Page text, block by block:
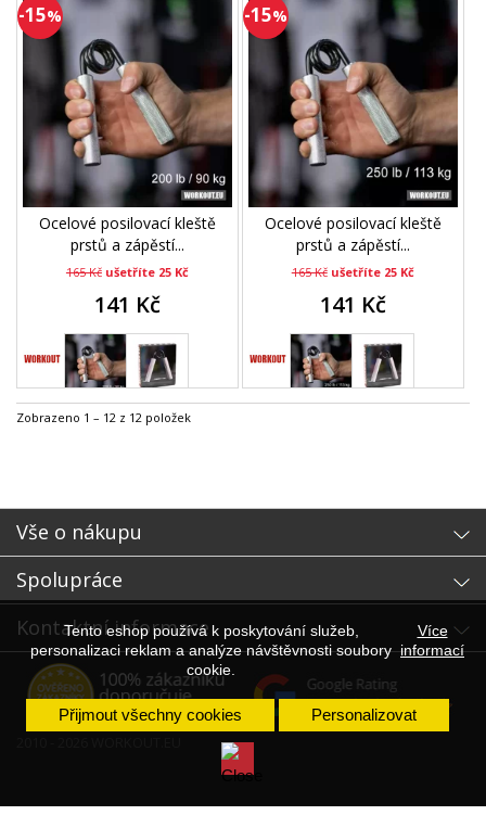
Tento eshop používá k poskytování služeb,
personalizaci reklam a analýze návštěvnosti soubory
cookie.
Více
informací
Přijmout všechny cookies Personalizovat
-15%
Ocelové posilovací kleště
prstů a zápěstí...
165 Kč ušetříte 25 Kč
141 Kč
-15%
Ocelové posilovací kleště
prstů a zápěstí...
165 Kč ušetříte 25 Kč
141 Kč
Zobrazeno 1 – 12 z 12 položek
Vše o nákupu
Spolupráce
Kontaktní informace